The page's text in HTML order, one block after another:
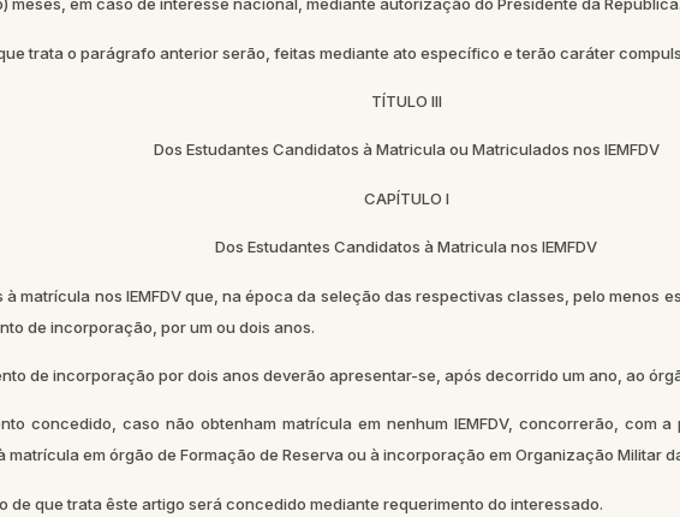
em caso de interêsse nacional, mediante autorização do Presidente da República.
trata o parágrafo anterior serão, feitas mediante ato específico e terão caráter
TÍTULO III
Dos Estudantes Candidatos à Matricula ou Matriculados nos IEMFDV
CAPÍTULO I
Dos Estudantes Candidatos à Matricula nos IEMFDV
matrícula nos IEMFDV que, na época da seleção das respectivas classes, pelo menos
de incorporação, por um ou dois anos.
de incorporação por dois anos deverão apresentar-se, após decorrido um ano, ao
caso não obtenham matrícula em nenhum IEMFDV, concorrerão, com a
em órgão de Formação de Reserva ou à incorporação em Organização Militar
que trata êste artigo será concedido mediante requerimento do interessado.